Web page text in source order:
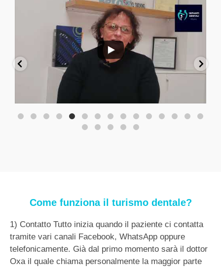
Come funziona il turismo dentale?
1) Contatto Tutto inizia quando il paziente ci contatta
tramite vari canali Facebook, WhatsApp oppure
telefonicamente. Già dal primo momento sarà il dottor
Oxa il quale chiama personalmente la maggior parte